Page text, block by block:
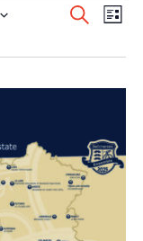
vues
Recherche
Liste